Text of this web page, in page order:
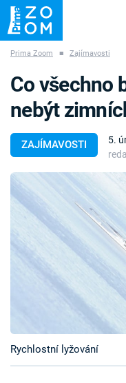
ZÁHADY VETŘELCI
Témata
Témata
Pořady
TV Program
Sledujte prima+
Prima Zoom ■ Zajímavosti
ZAJÍMAVOSTI
5.
Co všechno
nebýt
Rychlostní lyžování